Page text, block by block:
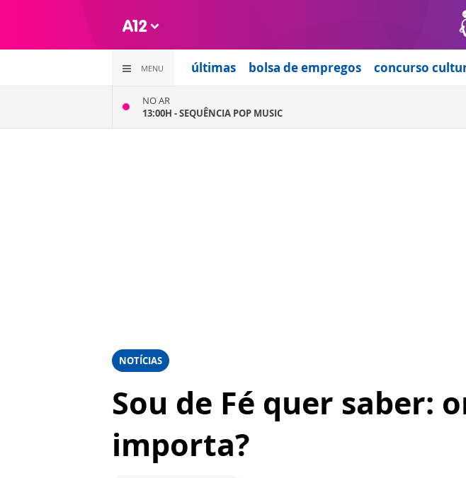
MENU últimas bolsa de empregos concurso
NO AR
13:00H -SEQUÊNCIA POP MUSIC
NOTÍCIAS
Sou de Fé quer saber:
importa?